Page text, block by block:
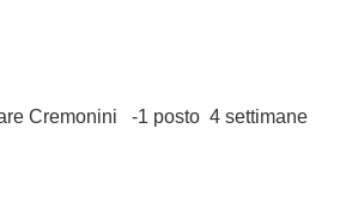
Cremonini -1 posto 4 settimane